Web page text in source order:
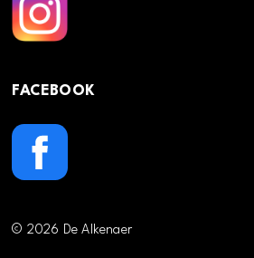
FACEBOOK
© 2026 De Alkenaer